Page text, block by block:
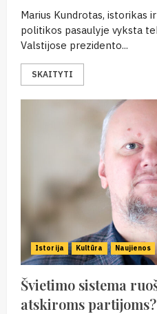
Marius Kundrotas, istorikas
politikos pasaulyje vyksta
Valstijose prezidento...
SKAITYTI
Istorija Kultūra Naujienos
Švietimo sistema
atskiroms partijoms?